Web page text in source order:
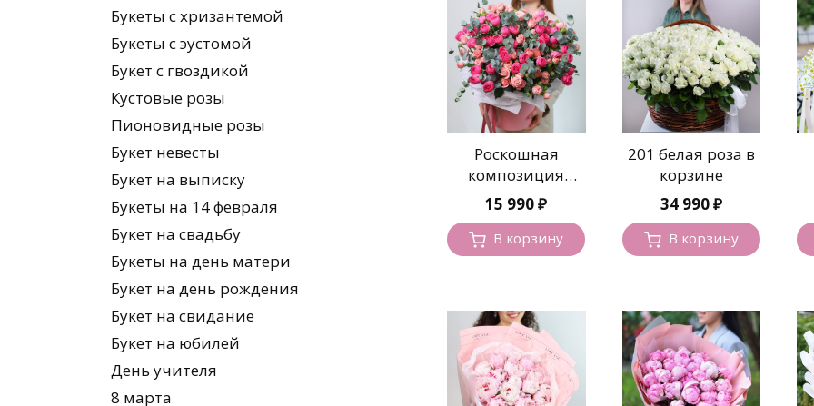
Роскошная
композиция
пионовидных
роз
15 990₽
В корзину
201 белая роза в
корзине
34 990₽
В корзину
Букеты с хризантемой
Букеты с эустомой
Букет с гвоздикой
Кустовые розы
Пионовидные розы
Букет невесты
Букет на выписку
Букеты на 14 февраля
Букет на свадьбу
Букеты на день матери
Букет на день рождения
Букет на свидание
Букет на юбилей
День учителя
8 марта